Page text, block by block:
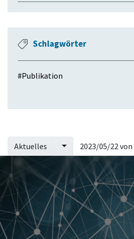
Schlagwörter
#Publikation
Aktuelles 2023/05/22 von